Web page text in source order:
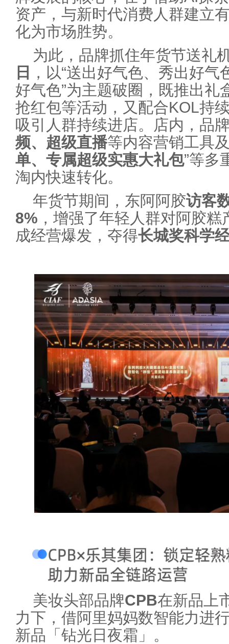
资产，与新时代消费人群建立
化为市场胜势。
为此，品牌抓住年货节送礼
日
，以“送出好气色、秀出好气
好气色”为主题破圈，既推出礼
抢红包等活动，又配合KOL持
吸引人群持续进店。店内，品
频、超级直播等内容营销工具
单、专属超级实惠大礼包”等多
淘内快速转化。
年货节期间，东阿阿胶访客
8% ，增强了年轻人群对阿胶
成经营爆发，夺得长城奖科学
美妆头部品牌CPB在新品上
力下，借阿里妈妈数智能力进
新品「钻光日夜霜」。